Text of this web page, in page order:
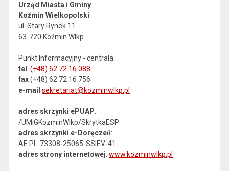
Urząd Miasta i Gminy
Koźmin Wielkopolski
ul. Stary Rynek 11
63-720 Koźmin Wlkp.
Punkt Informacyjny - centrala:
tel
.(+48) 62 72 16 088
fax(+48) 62 72 16 756
e-mail sekretariat@kozminwlkp.pl
adres skrzynki ePUAP:
/UMiGKozminWlkp/SkrytkaESP
adres skrzynki e-Doręczeń:
AE:PL-73308-25065-SSIEV-41
adres strony internetowej:www.kozminwlkp.pl